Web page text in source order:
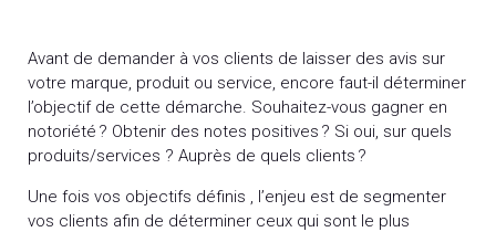
Avant de demander à vos clients de laisser des avis sur
votre marque, produit ou service, encore faut-il déterminer
l’objectif de cette démarche. Souhaitez-vous gagner en
notoriété ? Obtenir des notes positives ? Si oui, sur quels
produits/services ? Auprès de quels clients ?
Une fois vos objectifs définis , l’enjeu est de segmenter
vos clients afin de déterminer ceux qui sont le plus